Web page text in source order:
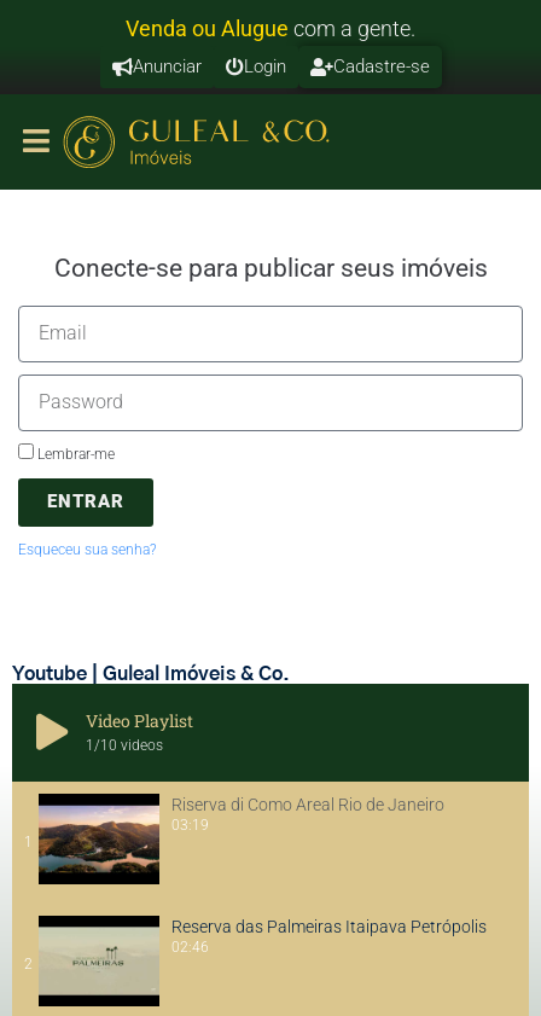
Cadastre-se
Login
Anunciar
Venda ou A ugue com a gente.
Conecte-se para publicar seus imóveis
Lembrar-me
ENTRAR
Esqueceu sua senha?
Youtube | Guleal Imóveis & Co.
Video Playlist
1 /10 videos
1
Riserva di Como Areal Rio de Janeiro
03:19
2
Reserva das Palmeiras Itaipava Petrópolis
02:46